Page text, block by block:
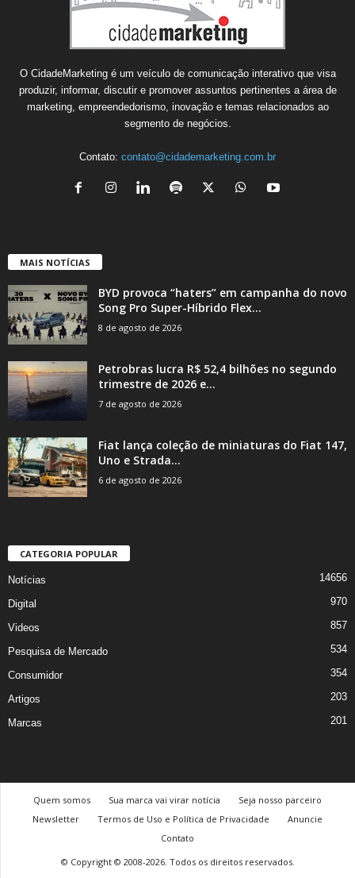
O CidadeMarketing é um veículo de comunicação interativo que visa
produzir, informar, discutir e promover assuntos pertinentes a área de
marketing, empreendedorismo, inovação e temas relacionados ao
segmento de negócios.
Contato: contato@cidademarketing.com.br
MAIS NOTÍCIAS
BYD provoca “haters” em campanha do novo
Song Pro Super-Híbrido Flex...
8 de agosto de 2026
Petrobras lucra R$ 52,4 bilhões no segundo
trimestre de 2026 e...
7 de agosto de 2026
Fiat lança coleção de miniaturas do Fiat 147,
Uno e Strada...
6 de agosto de 2026
CATEGORIA POPULAR
Notícias 14656
Digital 970
Videos 857
Pesquisa de Mercado 534
Consumidor 354
Artigos 203
Marcas 201
Quem somos Sua marca vai virar notícia
Seja nosso parceiro
Newsletter
Termos de Uso e Política de Privacidade
Anuncie
Contato
© Copyright © 2008-2026. Todos os direitos reservados.